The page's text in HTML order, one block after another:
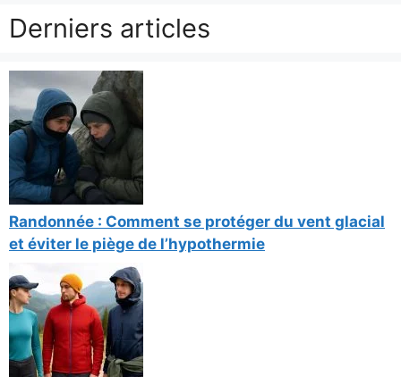
Derniers articles
Randonnée : Comment se protéger du vent glacial
et éviter le piège de l’hypothermie